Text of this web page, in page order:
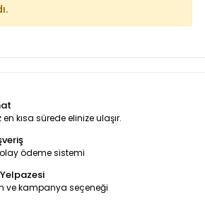
kısa sürede elinize ulaşır.
ödeme sistemi
ve kampanya seçeneği